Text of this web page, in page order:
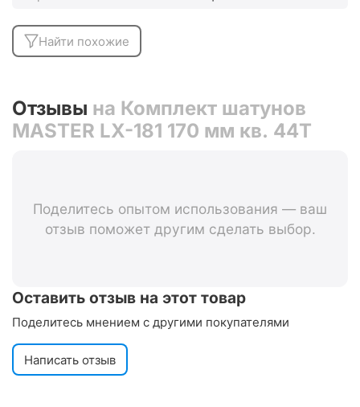
Найти похожие
Отзывы на Комплект шатунов
MASTER LX-181 170 мм кв. 44Т
Поделитесь опытом использования — ваш
отзыв поможет другим сделать выбор.
Оставить отзыв на этот товар
Поделитесь мнением с другими покупателями
Написать отзыв